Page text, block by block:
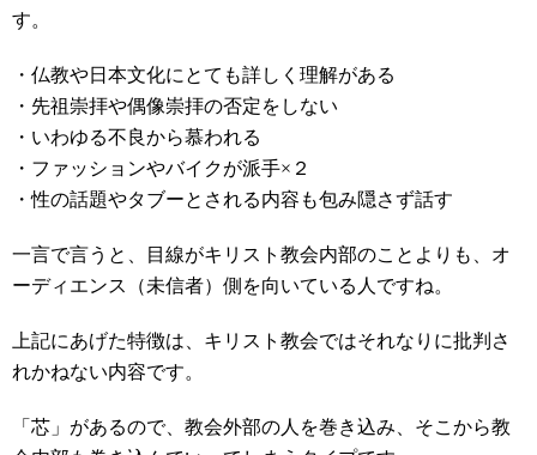
す。
・仏教や日本文化にとても詳しく理解がある
・先祖崇拝や偶像崇拝の否定をしない
・いわゆる不良から慕われる
・ファッションやバイクが派手×２
・性の話題やタブーとされる内容も包み隠さず話す
一言で言うと、目線がキリスト教会内部のことよりも、オ
ーディエンス（未信者）側を向いている人ですね。
上記にあげた特徴は、キリスト教会ではそれなりに批判さ
れかねない内容です。
「芯」があるので、教会外部の人を巻き込み、そこから教